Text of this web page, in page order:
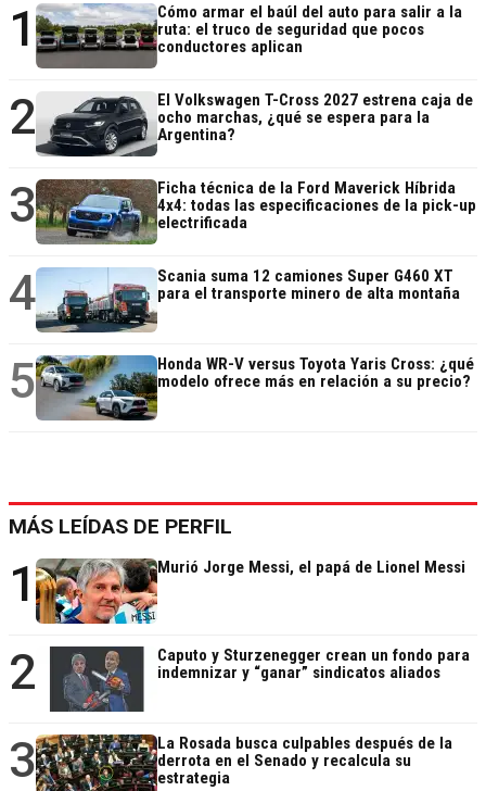
1
Cómo armar el baúl del auto para salir a la
ruta: el truco de seguridad que pocos
conductores aplican
2
El Volkswagen T-Cross 2027 estrena caja de
ocho marchas, ¿qué se espera para la
Argentina?
3
Ficha técnica de la Ford Maverick Híbrida
4x4: todas las especificaciones de la pick-up
electrificada
4
Scania suma 12 camiones Super G460 XT
para el transporte minero de alta montaña
5
Honda WR-V versus Toyota Yaris Cross: ¿qué
modelo ofrece más en relación a su precio?
MÁS LEÍDAS DE PERFIL
1 Murió Jorge Messi, el papá de Lionel Messi
2
Caputo y Sturzenegger crean un fondo para
indemnizar y “ganar” sindicatos aliados
3
La Rosada busca culpables después de la
derrota en el Senado y recalcula su
estrategia